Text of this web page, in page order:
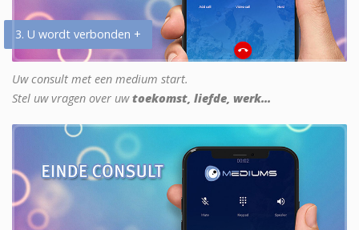
3. U wordt verbonden +
Uw consult met een medium start.
Stel uw vragen over uwtoekomst, liefde, werk...